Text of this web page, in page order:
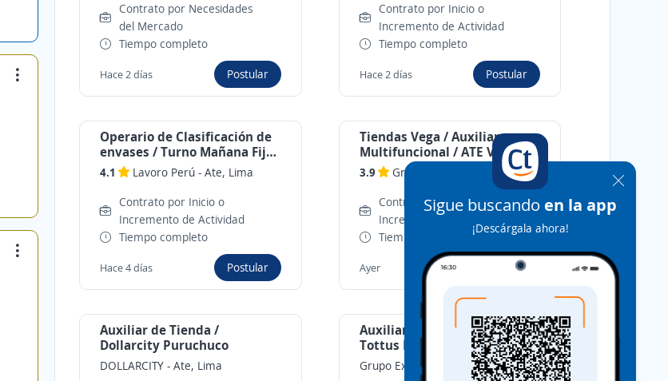
Sigue buscando en la app
¡Descárgala ahora!
Contrato por Necesidades
del Mercado
Tiempo completo
Hace 2 días Postular
Contrato por Inicio o
Incremento de Actividad
Tiempo completo
Hace 2 días Postular
Operario de Clasificación de
envases / Turno Mañana Fijo
/ Planta Cervecera Ate
4.1 Lavoro Perú -Ate, Lima
Contrato por Inicio o
Incremento de Actividad
Tiempo completo
Hace 4 días Postular
Tiendas Vega / Auxiliar
Multifuncional / ATE Vitarte
Santa Clara / Full Time
3.9 Grupo Vega
Ate, Lima
Contrato por Inicio o
Incremento de Actividad
Tiempo completo
Ayer Postular
Auxiliar de Tienda /
Dollarcity Puruchuco
DOLLARCITY -Ate, Lima
Auxiliar de almacén en CD
Tottus Huachipa / Elige tu
horario / Descanso domingo
Grupo Expro Ate, Lima